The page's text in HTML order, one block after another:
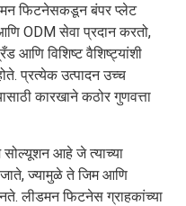
फिटनेसकडून बंपर प्लेट
ODM सेवा प्रदान करतो,
आणि विशिष्ट वैशिष्ट्यांशी
प्रत्येक उत्पादन उच्च
कारखाने कठोर गुणवत्ता
सोल्यूशन आहे जे त्याच्या
ज्यामुळे ते जिम आणि
लीडमन फिटनेस ग्राहकांच्या